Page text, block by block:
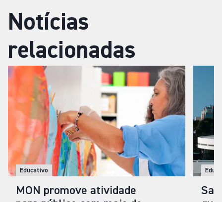
Notícias
relacionadas
Educativo
MON promove atividade